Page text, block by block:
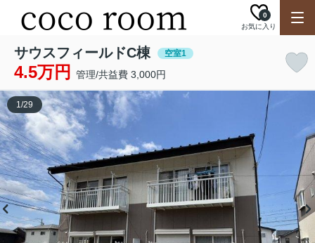
お気に入り
0
サウスフィールドC棟 空室1
4.5万円 管理/共益費 3,000円
1/29